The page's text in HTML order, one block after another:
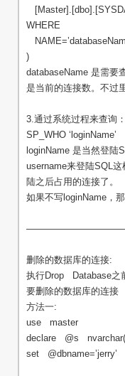
WHERE
)
databaseName 是需要
是当前的连接数。不过
3.通过系统过程来查询：
SP_WHO ‘loginName’
loginName 是当然登陆
username来登陆SQL
陆之后占用的连接了。
如果不写loginName，
删除的数据库的连接:
执行Drop Database之
要删除的数据库的连接
方法一:
use master
declare @s
set @dbname=’jerry’